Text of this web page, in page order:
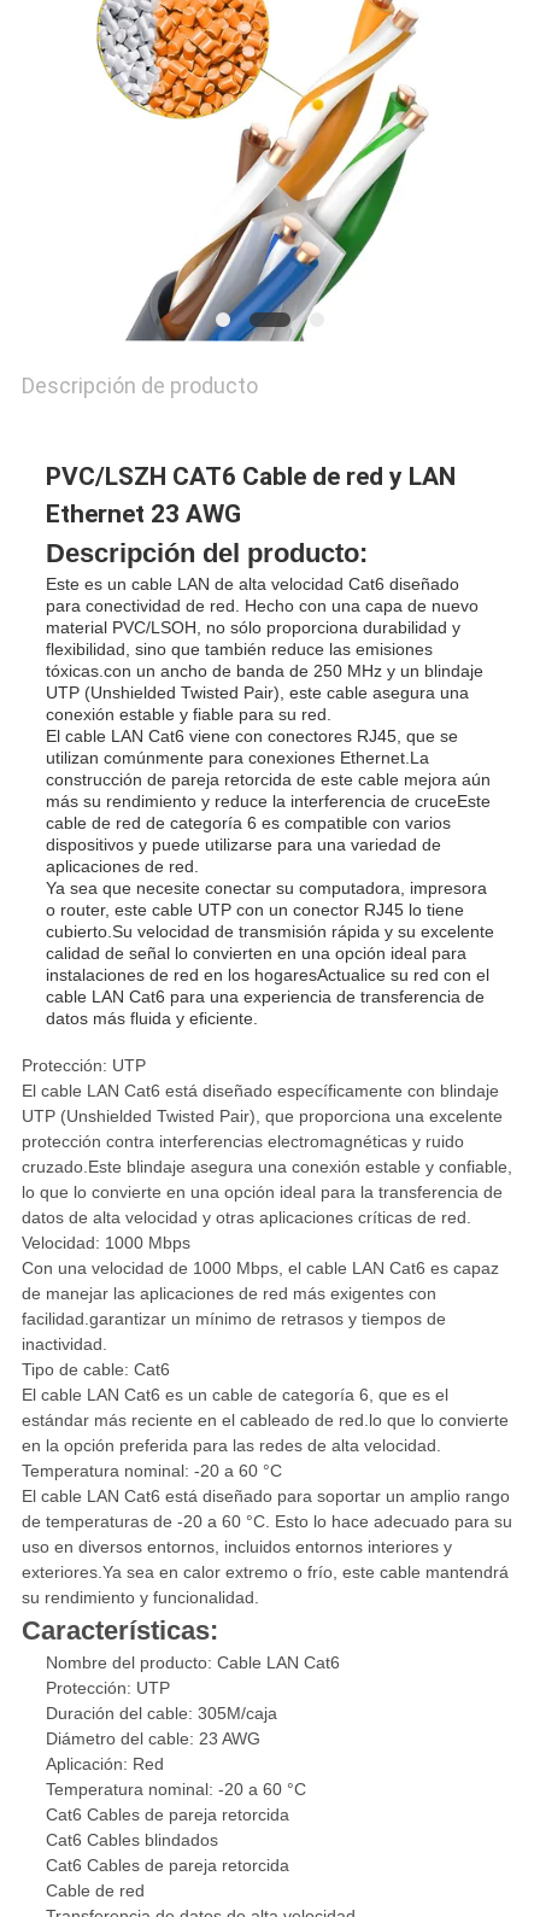
Descripción de producto
PVC/LSZH CAT6 Cable de red y LAN
Ethernet 23 AWG
Descripción del producto:
Este es un cable LAN de alta velocidad Cat6 diseñado
para conectividad de red. Hecho con una capa de nuevo
material PVC/LSOH, no sólo proporciona durabilidad y
flexibilidad, sino que también reduce las emisiones
tóxicas.con un ancho de banda de 250 MHz y un blindaje
UTP (Unshielded Twisted Pair), este cable asegura una
conexión estable y fiable para su red.
El cable LAN Cat6 viene con conectores RJ45, que se
utilizan comúnmente para conexiones Ethernet.La
construcción de pareja retorcida de este cable mejora aún
más su rendimiento y reduce la interferencia de cruceEste
cable de red de categoría 6 es compatible con varios
dispositivos y puede utilizarse para una variedad de
aplicaciones de red.
Ya sea que necesite conectar su computadora, impresora
o router, este cable UTP con un conector RJ45 lo tiene
cubierto.Su velocidad de transmisión rápida y su excelente
calidad de señal lo convierten en una opción ideal para
instalaciones de red en los hogaresActualice su red con el
cable LAN Cat6 para una experiencia de transferencia de
datos más fluida y eficiente.
Protección: UTP
El cable LAN Cat6 está diseñado específicamente con blindaje
UTP (Unshielded Twisted Pair), que proporciona una excelente
protección contra interferencias electromagnéticas y ruido
cruzado.Este blindaje asegura una conexión estable y confiable,
lo que lo convierte en una opción ideal para la transferencia de
datos de alta velocidad y otras aplicaciones críticas de red.
Velocidad: 1000 Mbps
Con una velocidad de 1000 Mbps, el cable LAN Cat6 es capaz
de manejar las aplicaciones de red más exigentes con
facilidad.garantizar un mínimo de retrasos y tiempos de
inactividad.
Tipo de cable: Cat6
El cable LAN Cat6 es un cable de categoría 6, que es el
estándar más reciente en el cableado de red.lo que lo convierte
en la opción preferida para las redes de alta velocidad.
Temperatura nominal: -20 a 60 °C
El cable LAN Cat6 está diseñado para soportar un amplio rango
de temperaturas de -20 a 60 °C. Esto lo hace adecuado para su
uso en diversos entornos, incluidos entornos interiores y
exteriores.Ya sea en calor extremo o frío, este cable mantendrá
su rendimiento y funcionalidad.
Características:
Nombre del producto: Cable LAN Cat6
Protección: UTP
Duración del cable: 305M/caja
Diámetro del cable: 23 AWG
Aplicación: Red
Temperatura nominal: -20 a 60 °C
Cat6 Cables de pareja retorcida
Cat6 Cables blindados
Cat6 Cables de pareja retorcida
Cable de red